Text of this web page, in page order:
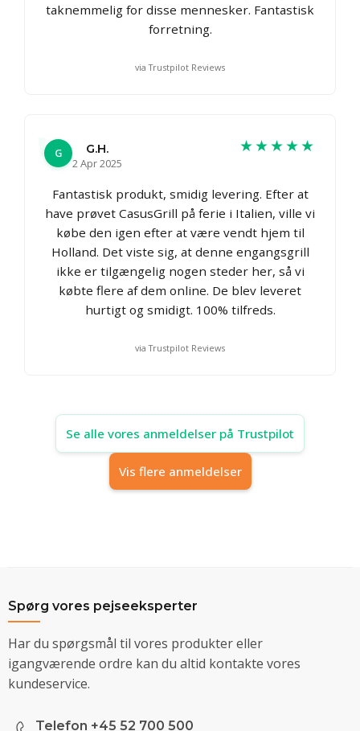
taknemmelig for disse mennesker. Fantastisk
forretning.
via Trustpilot Reviews
G
G.H.
2 Apr 2025
★★★★★
Fantastisk produkt, smidig levering. Efter at
have prøvet CasusGrill på ferie i Italien, ville vi
købe den igen efter at være vendt hjem til
Holland. Det viste sig, at denne engangsgrill
ikke er tilgængelig nogen steder her, så vi
købte flere af dem online. De blev leveret
hurtigt og smidigt. 100% tilfreds.
via Trustpilot Reviews
Se alle vores anmeldelser på Trustpilot
Vis flere anmeldelser
Spørg vores pejseeksperter
Har du spørgsmål til vores produkter eller
igangværende ordre kan du altid kontakte vores
kundeservice.
Telefon +45 52 700 500